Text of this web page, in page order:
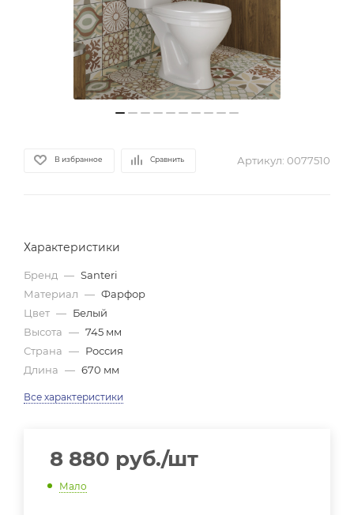
В избранное Сравнить Артикул: 0077510
Характеристики
Бренд — Santeri
Материал — Фарфор
Цвет — Белый
Высота — 745 мм
Страна — Россия
Длина — 670 мм
Все характеристики
8 880 руб./шт
Мало